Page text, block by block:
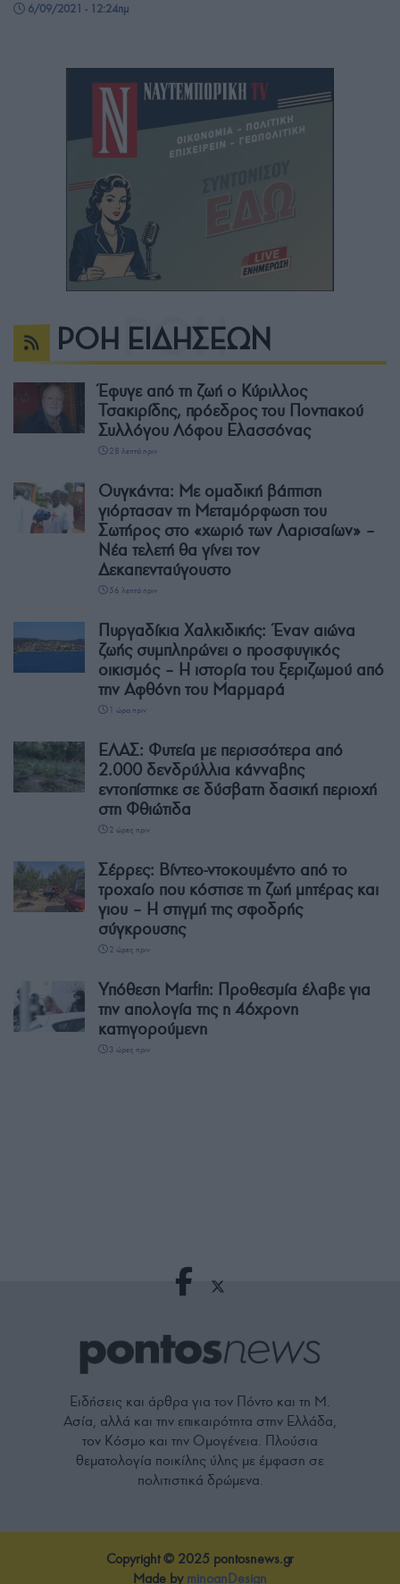
6/09/2021 - 12:24πμ
ΡΟΗ ΕΙΔΗΣΕΩΝ
Έφυγε από τη ζωή ο Κύριλλος
Τσακιρίδης, πρόεδρος του Ποντιακού
Συλλόγου Λόφου Ελασσόνας
28 λεπτά πριν
Ουγκάντα: Με ομαδική βάπτιση
γιόρτασαν τη Μεταμόρφωση του
Σωτήρος στο «χωριό των Λαρισαίων» –
Νέα τελετή θα γίνει τον
Δεκαπενταύγουστο
56 λεπτά πριν
Πυργαδίκια Χαλκιδικής: Έναν αιώνα
ζωής συμπληρώνει ο προσφυγικός
οικισμός – Η ιστορία του ξεριζωμού από
την Αφθόνη του Μαρμαρά
1 ώρα πριν
ΕΛΑΣ: Φυτεία με περισσότερα από
2.000 δενδρύλλια κάνναβης
εντοπίστηκε σε δύσβατη δασική περιοχή
στη Φθιώτιδα
2 ώρες πριν
Σέρρες: Βίντεο-ντοκουμέντο από το
τροχαίο που κόστισε τη ζωή μητέρας και
γιου – Η στιγμή της σφοδρής
σύγκρουσης
2 ώρες πριν
Υπόθεση Marfin: Προθεσμία έλαβε για
την απολογία της η 46χρονη
κατηγορούμενη
3 ώρες πριν
Ειδήσεις και άρθρα για τον Πόντο και τη Μ.
Ασία, αλλά και την επικαιρότητα στην Ελλάδα,
τον Κόσμο και την Ομογένεια. Πλούσια
θεματολογία ποικίλης ύλης με έμφαση σε
πολιτιστικά δρώμενα.
Copyright © 2025 pontosnews.gr
Made by minoanDesign